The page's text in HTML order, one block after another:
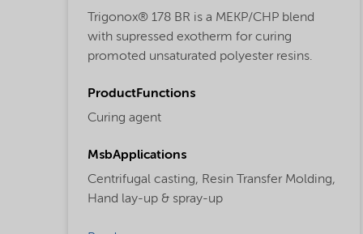
Trigonox® 178 BR is a MEKP/CHP blend
with supressed exotherm for curing
promoted unsaturated polyester resins.
ProductFunctions
Curing agent
MsbApplications
Centrifugal casting, Resin Transfer Molding,
Hand lay-up & spray-up